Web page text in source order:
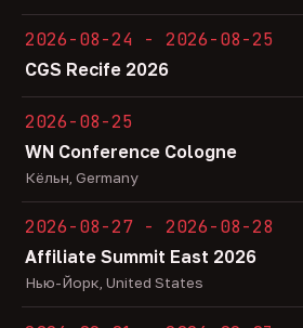
2026-08-24 - 2026-08-25
CGS Recife 2026
2026-08-25
WN Conference Cologne
Кёльн, Germany
2026-08-27 - 2026-08-28
Affiliate Summit East 2026
Нью-Йорк, United States